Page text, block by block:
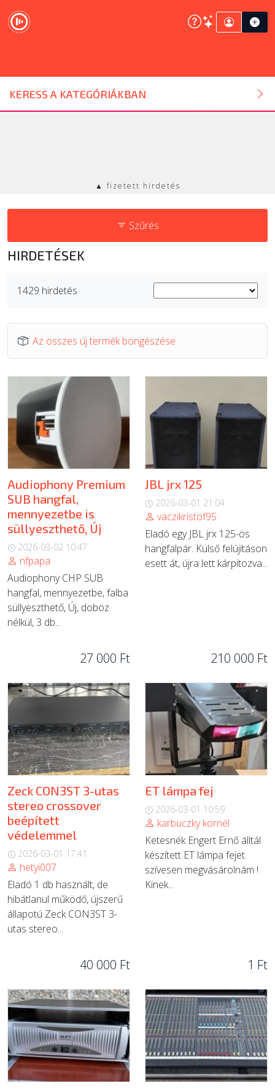
KERESS A KATEGÓRIÁKBAN
DJ ESZKÖZ
HANGTECHNIKA
SZOLGÁLTATÁSOK
▲ fizetett hirdetés
HIRDETÉSEK
1429 hirdetés
Az összes új termék böngészése
Audiophony Premium
SUB hangfal,
mennyezetbe is
süllyeszthető, Új
2026-03-02 10:47
nfpapa
Audiophony CHP SUB
hangfal, mennyezetbe, falba
süllyeszthető, Új, doboz
nélkül, 3 db...
27 000 Ft
JBL jrx 125
2026-03-01 21:04
vaczikristof95
Eladó egy JBL jrx 125-ös
hangfalpár. Külső felújításon
esett át, újra lett kárpitozva...
210 000 Ft
Zeck CON3ST 3-utas
stereo crossover
beépített
védelemmel
2026-03-01 17:41
hetyi007
Eladó 1 db használt, de
hibátlanul működő, újszerű
állapotú Zeck CON3ST 3-
utas stereo...
40 000 Ft
ET lámpa fej
2026-03-01 10:59
karbuczky kornél
Ketesnék Engert Ernő álltál
készített ET lámpa fejet
szívesen megvásárolnám !
Kinek...
1 Ft
Szűrés